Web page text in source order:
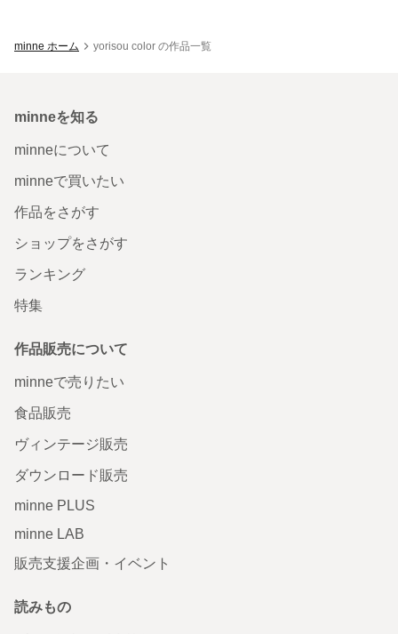
minne ホーム yorisou color の作品一覧
minneを知る
minneについて
minneで買いたい
作品をさがす
ショップをさがす
ランキング
特集
作品販売について
minneで売りたい
食品販売
ヴィンテージ販売
ダウンロード販売
minne PLUS
minne LAB
販売支援企画・イベント
読みもの